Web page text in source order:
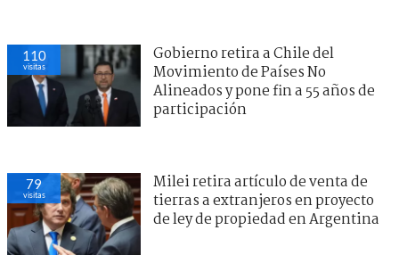
110
visitas
Gobierno retira a Chile del
Movimiento de Países No
Alineados y pone fin a 55 años de
participación
79
visitas
Milei retira artículo de venta de
tierras a extranjeros en proyecto
de ley de propiedad en Argentina